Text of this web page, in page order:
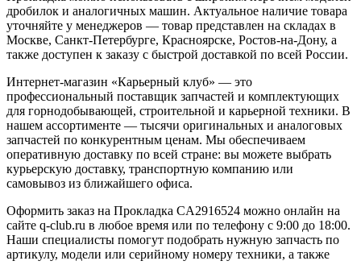
дробилок и аналогичных машин. Актуальное наличие товара
уточняйте у менеджеров — товар представлен на складах в
Москве, Санкт-Петербурге, Красноярске, Ростов-на-Дону, а
также доступен к заказу с быстрой доставкой по всей России.
Интернет-магазин «Карьерный клуб» — это
профессиональный поставщик запчастей и комплектующих
для горнодобывающей, строительной и карьерной техники. В
нашем ассортименте — тысячи оригинальных и аналоговых
запчастей по конкурентным ценам. Мы обеспечиваем
оперативную доставку по всей стране: вы можете выбрать
курьерскую доставку, транспортную компанию или
самовывоз из ближайшего офиса.
Оформить заказ на Прокладка CA2916524 можно онлайн на
сайте q-club.ru в любое время или по телефону с 9:00 до 18:00.
Наши специалисты помогут подобрать нужную запчасть по
артикулу, модели или серийному номеру техники, а также